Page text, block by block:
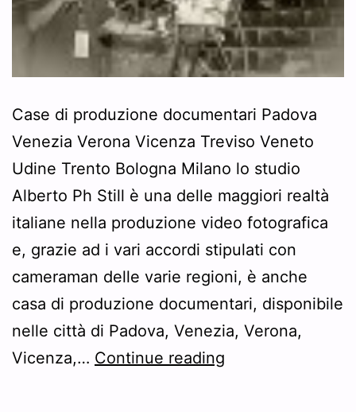
Case di produzione documentari Padova
Venezia Verona Vicenza Treviso Veneto
Udine Trento Bologna Milano lo studio
Alberto Ph Still è una delle maggiori realtà
italiane nella produzione video fotografica
e, grazie ad i vari accordi stipulati con
cameraman delle varie regioni, è anche
casa di produzione documentari, disponibile
nelle città di Padova, Venezia, Verona,
Vicenza,… Continue reading